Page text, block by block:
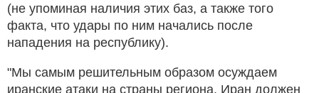
(не упоминая наличия этих баз, а также того
факта, что удары по ним начались после
нападения на республику).
"Мы самым решительным образом осуждаем
иранские атаки на страны региона. Иран должен